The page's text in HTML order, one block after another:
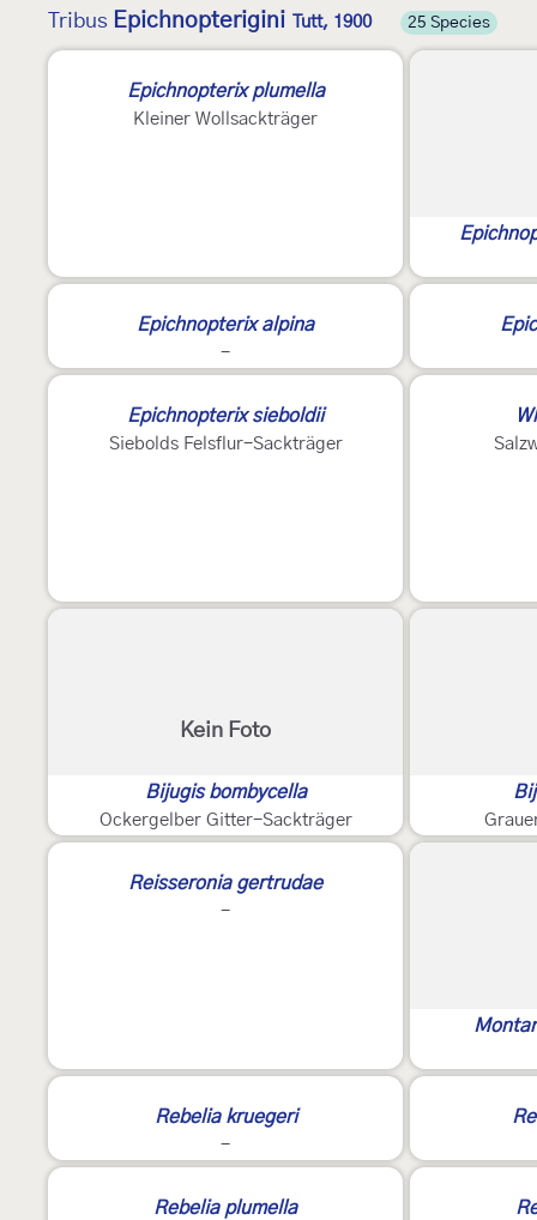
Tribus Epichnopterigini Tutt, 1900 25 Species
Epichnopterix plumella
Kleiner Wollsackträger
Epichnopterix alpina
-
Epichnopterix sieboldii
Siebolds Felsflur-Sackträger
Kein Foto
Bijugis bombycella
Ockergelber Gitter-Sackträger
Reisseronia gertrudae
-
Rebelia kruegeri
-
Rebelia plumella